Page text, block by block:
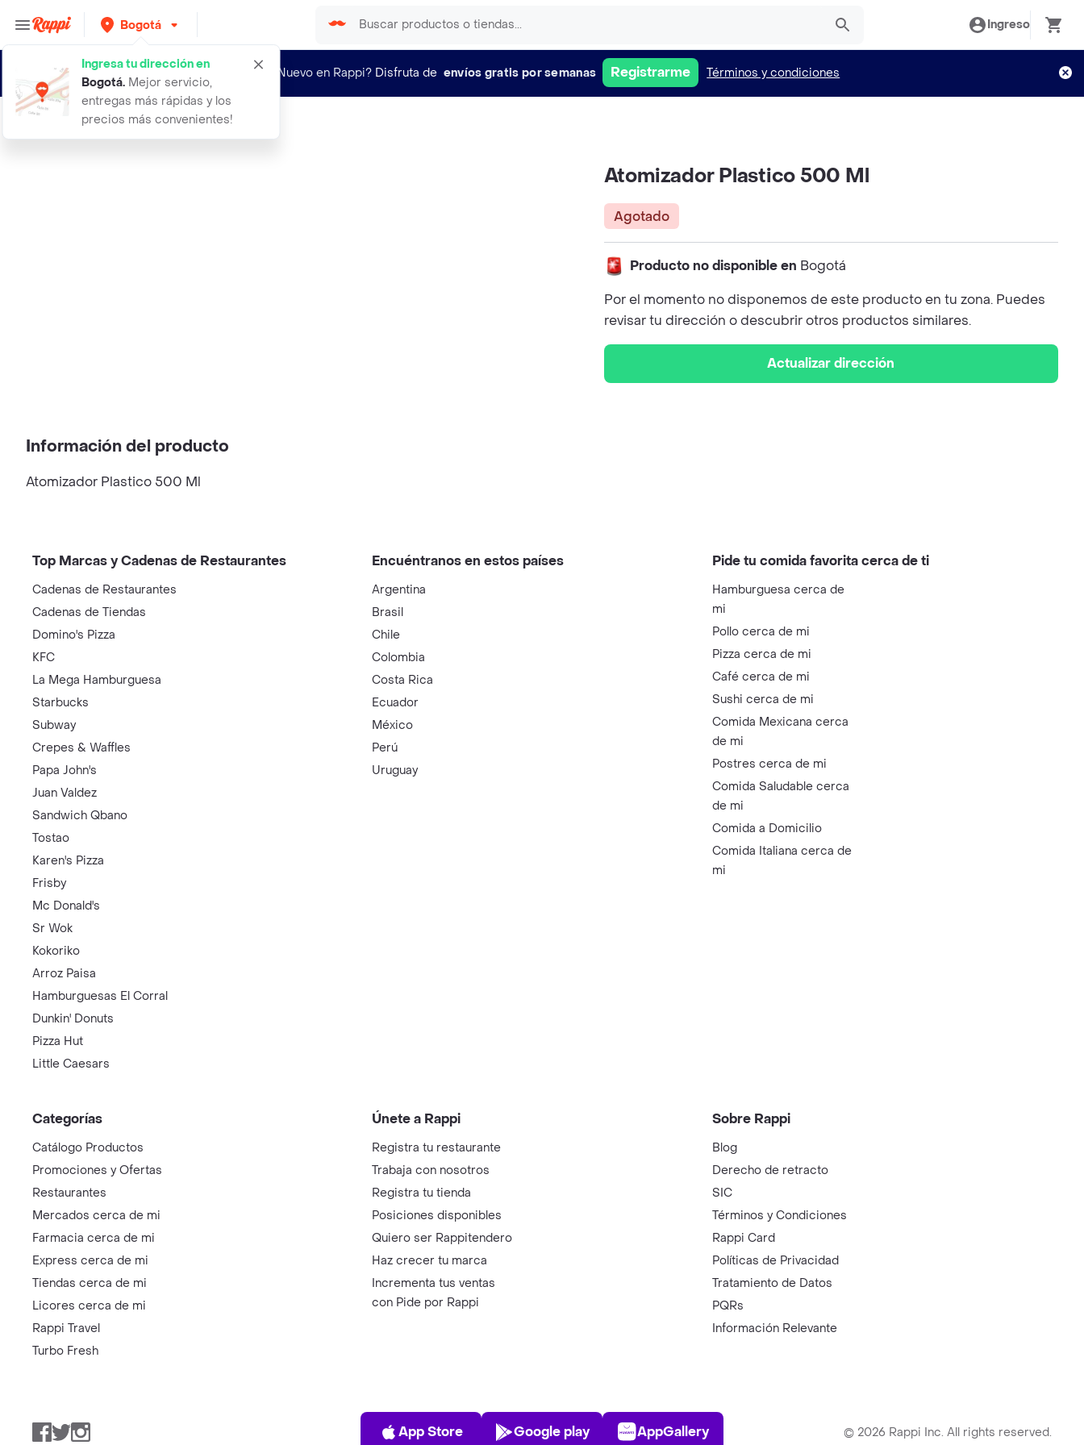
Bogotá
Ingresa tu dirección en
Bogotá. Mejor servicio,
entregas más rápidas y los
precios más convenientes!
Ingreso
¿Nuevo en Rappi? Disfruta de envíos gratis por semanas Registrarme Términos y condiciones
atomizador plastico 500 ml
Atomizador Plastico 500 Ml
Agotado
Producto no disponible en Bogotá
Por el momento no disponemos de este producto en tu zona. Puedes
revisar tu dirección o descubrir otros productos similares.
Actualizar dirección
Información del producto
Atomizador Plastico 500 Ml
Top Marcas y Cadenas de Restaurantes
Cadenas de Restaurantes
Cadenas de Tiendas
Domino's Pizza
KFC
La Mega Hamburguesa
Starbucks
Subway
Crepes & Waffles
Papa John's
Juan Valdez
Sandwich Qbano
Tostao
Karen's Pizza
Frisby
Mc Donald's
Sr Wok
Kokoriko
Arroz Paisa
Hamburguesas El Corral
Dunkin' Donuts
Pizza Hut
Little Caesars
Encuéntranos en estos países
Argentina
Brasil
Chile
Colombia
Costa Rica
Ecuador
México
Perú
Uruguay
Pide tu comida favorita cerca de ti
Hamburguesa cerca de
mi
Pollo cerca de mi
Pizza cerca de mi
Café cerca de mi
Sushi cerca de mi
Comida Mexicana cerca
de mi
Postres cerca de mi
Comida Saludable cerca
de mi
Comida a Domicilio
Comida Italiana cerca de
mi
Categorías
Catálogo Productos
Promociones y Ofertas
Restaurantes
Mercados cerca de mi
Farmacia cerca de mi
Express cerca de mi
Tiendas cerca de mi
Licores cerca de mi
Rappi Travel
Turbo Fresh
Únete a Rappi
Registra tu restaurante
Trabaja con nosotros
Registra tu tienda
Posiciones disponibles
Quiero ser Rappitendero
Haz crecer tu marca
Incrementa tus ventas
con Pide por Rappi
Sobre Rappi
Blog
Derecho de retracto
SIC
Términos y Condiciones
Rappi Card
Políticas de Privacidad
Tratamiento de Datos
PQRs
Información Relevante
Facebook
TwitterInstagram
App Store
App Store
Play Store
Google play
AppGallery
AppGallery © 2026 Rappi Inc. All rights reserved.